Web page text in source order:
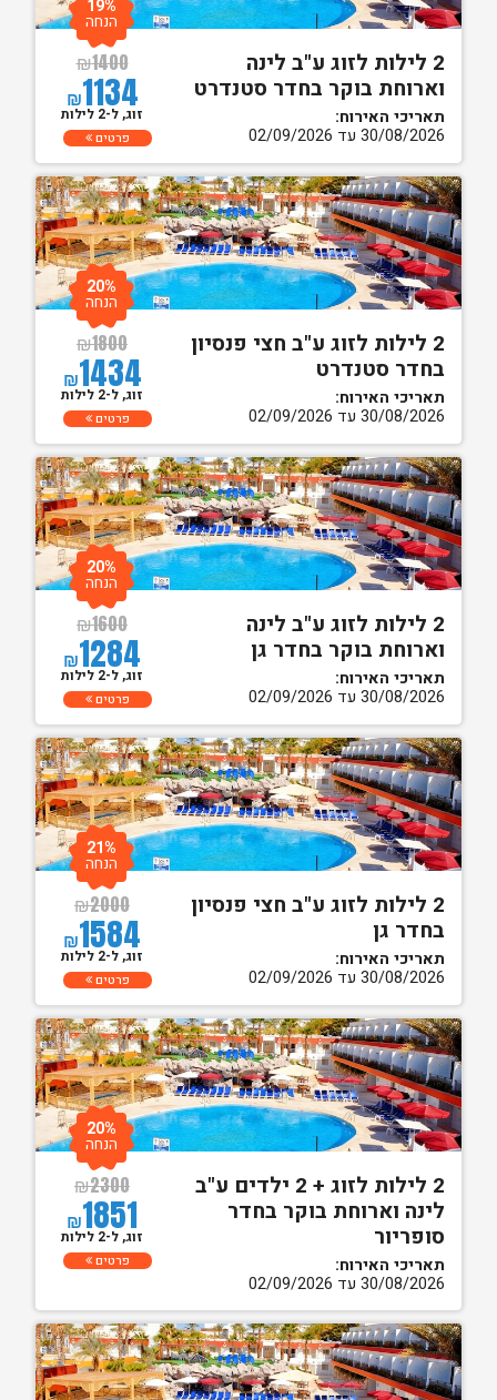
2 לילות לזוג ע"ב לינה
וארוחת בוקר בחדר סטנדרט
תאריכי האירוח:
30/08/2026 עד 02/09/2026
₪1400
₪1134
19%
הנחה
זוג, ל-2 לילות
פרטים
2 לילות לזוג ע"ב חצי פנסיון
בחדר סטנדרט
תאריכי האירוח:
30/08/2026 עד 02/09/2026
₪1800
₪1434
20%
הנחה
זוג, ל-2 לילות
פרטים
2 לילות לזוג ע"ב לינה
וארוחת בוקר בחדר גן
תאריכי האירוח:
30/08/2026 עד 02/09/2026
₪1600
₪1284
20%
הנחה
זוג, ל-2 לילות
פרטים
2 לילות לזוג ע"ב חצי פנסיון
בחדר גן
תאריכי האירוח:
30/08/2026 עד 02/09/2026
₪2000
₪1584
21%
הנחה
זוג, ל-2 לילות
פרטים
2 לילות לזוג + 2 ילדים ע"ב
לינה וארוחת בוקר בחדר
סופריור
תאריכי האירוח:
30/08/2026 עד 02/09/2026
₪2300
₪1851
20%
הנחה
זוג, ל-2 לילות
פרטים